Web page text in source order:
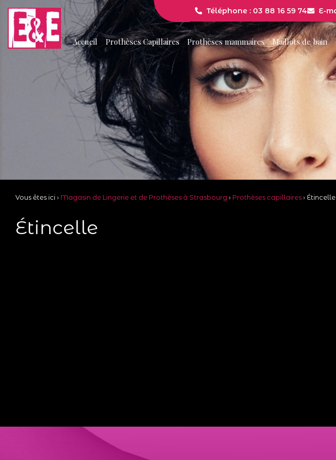
Téléphone : 03 88 16 59 74 E-
Accueil Prothèses Capillaires Prothèses mammaires Maillots de bain
Vous êtes ici › Magasin de Lingerie et de Prothèses à Strasbourg › Prothèses capillaires › Étincelle
Étincelle